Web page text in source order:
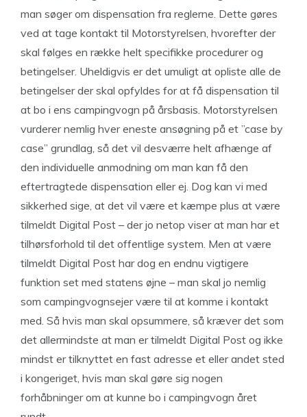
man søger om dispensation fra reglerne. Dette gøres
ved at tage kontakt til Motorstyrelsen, hvorefter der
skal følges en række helt specifikke procedurer og
betingelser. Uheldigvis er det umuligt at opliste alle de
betingelser der skal opfyldes for at få dispensation til
at bo i ens campingvogn på årsbasis. Motorstyrelsen
vurderer nemlig hver eneste ansøgning på et ”case by
case” grundlag, så det vil desværre helt afhænge af
den individuelle anmodning om man kan få den
eftertragtede dispensation eller ej. Dog kan vi med
sikkerhed sige, at det vil være et kæmpe plus at være
tilmeldt Digital Post – der jo netop viser at man har et
tilhørsforhold til det offentlige system. Men at være
tilmeldt Digital Post har dog en endnu vigtigere
funktion set med statens øjne – man skal jo nemlig
som campingvognsejer være til at komme i kontakt
med. Så hvis man skal opsummere, så kræver det som
det allermindste at man er tilmeldt Digital Post og ikke
mindst er tilknyttet en fast adresse et eller andet sted
i kongeriget, hvis man skal gøre sig nogen
forhåbninger om at kunne bo i campingvogn året